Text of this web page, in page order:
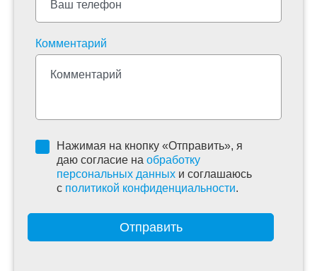
Комментарий
Нажимая на кнопку «Отправить», я
даю согласие на обработку
персональных данных и соглашаюсь
c политикой конфиденциальности.
Отправить